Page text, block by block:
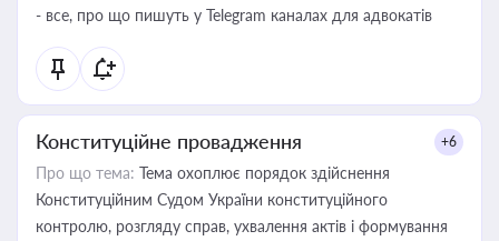
- все, про що пишуть у Telegram каналах для адвокатів
Конституційне провадження +6
Про що тема: Тема охоплює порядок здійснення
Конституційним Судом України конституційного
контролю, розгляду справ, ухвалення актів і формування